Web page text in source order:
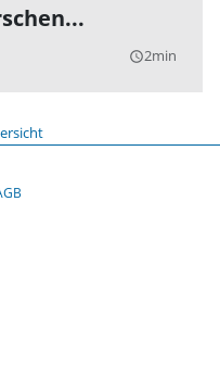
query_builder2min